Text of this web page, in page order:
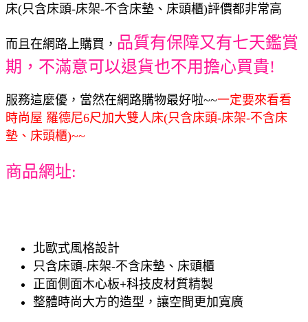
床(只含床頭-床架-不含床墊、床頭櫃)評價都非常高
而且在網路上購買， 品質有保障又有七天鑑賞
期，不滿意可以退貨也不用擔心買貴!
服務這麼優，當然在網路購物最好啦~~一定要來看看
時尚屋 羅德尼6尺加大雙人床(只含床頭-床架-不含床
墊、床頭櫃)~~
商品網址:
北歐式風格設計
只含床頭-床架-不含床墊、床頭櫃
正面側面木心板+科技皮材質精製
整體時尚大方的造型，讓空間更加寬廣